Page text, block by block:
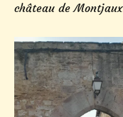
château de Montjaux